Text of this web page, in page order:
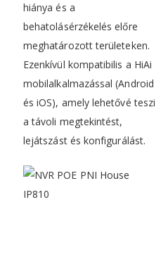
hiánya és a
behatolásérzékelés előre
meghatározott területeken.
Ezenkívül kompatibilis a HiAi
mobilalkalmazással (Android
és iOS), amely lehetővé teszi
a távoli megtekintést,
lejátszást és konfigurálást.